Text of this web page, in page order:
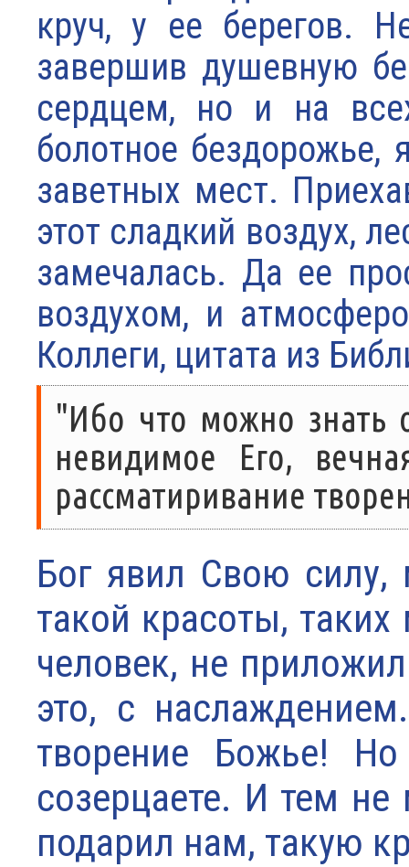
круч, у ее берегов.
завершив душевную
сердцем, но и на
болотное
заветных мест.
этот сладкий воздух,
замечалась. Да ее
воздухом, и
Коллеги, цитата из
"Ибо что можно знать
невидимое Его,
рассматиривание
Бог явил Свою силу,
такой красоты,
человек, не
это, с
творение Божье!
созерцаете. И тем
подарил нам, такую